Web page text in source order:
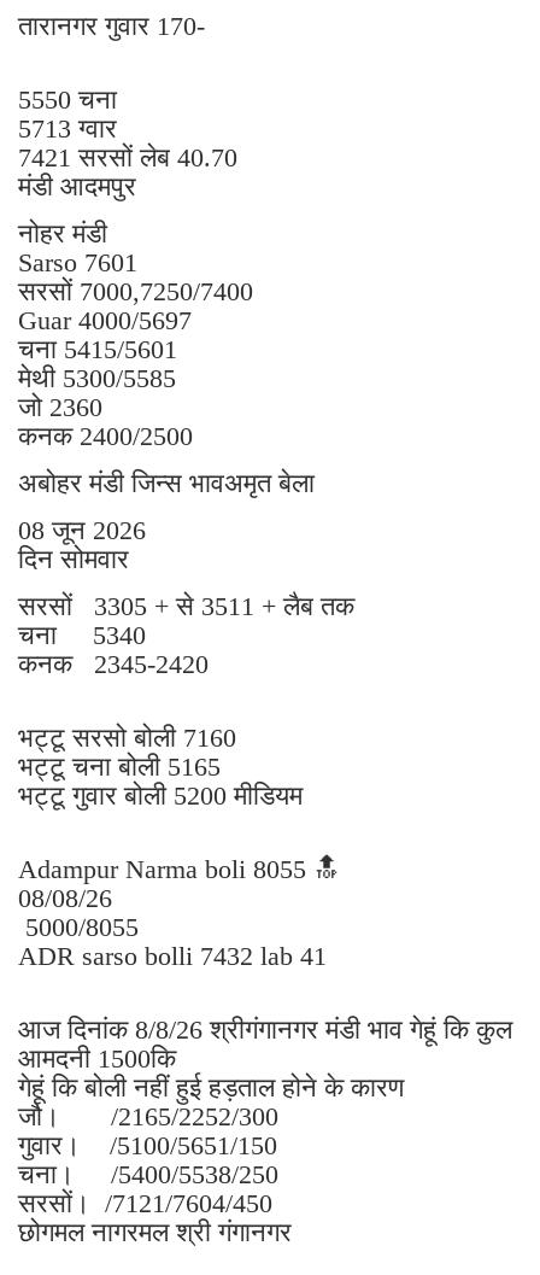
तारानगर गुवार 170-
5550 चना
5713 ग्वार
7421 सरसों लेब 40.70
मंडी आदमपुर
नोहर मंडी
Sarso 7601
सरसों 7000,7250/7400
Guar 4000/5697
चना 5415/5601
मेथी 5300/5585
जो 2360
कनक 2400/2500
अबोहर मंडी जिन्स भावअमृत बेला
08 जून 2026
दिन सोमवार
सरसों 3305 + से 3511 + लैब तक
चना 5340
कनक 2345-2420
भट्टू सरसो बोली 7160
भट्टू चना बोली 5165
भट्टू गुवार बोली 5200 मीडियम
Adampur Narma boli 8055 🔝
08/08/26
5000/8055
ADR sarso bolli 7432 lab 41
आज दिनांक 8/8/26 श्रीगंगानगर मंडी भाव गेहूं कि कुल
आमदनी 1500कि
गेहूं कि बोली नहीं हुई हड़ताल होने के कारण
जौ। /2165/2252/300
गुवार। /5100/5651/150
चना। /5400/5538/250
सरसों। /7121/7604/450
छोगमल नागरमल श्री गंगानगर